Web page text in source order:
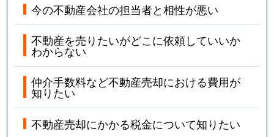
今の不動産会社の担当者と相性が悪い
不動産を売りたいがどこに依頼していいか
わからない
仲介手数料など不動産売却における費用が
知りたい
不動産売却にかかる税金について知りたい